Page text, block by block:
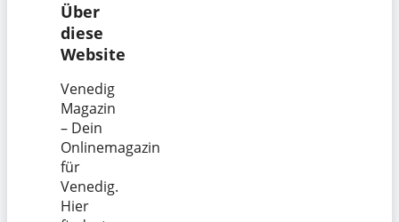
Über
diese
Website
Venedig
Magazin
– Dein
Onlinemagazin
für
Venedig.
Hier